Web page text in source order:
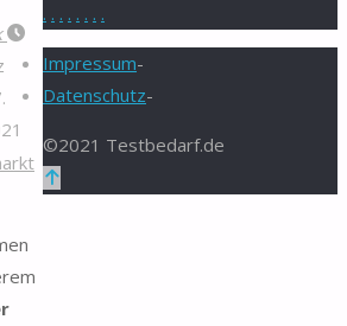
. . . . . . . .
Impressum-
Datenschutz-
©2021 Testbedarf.de
Zurück